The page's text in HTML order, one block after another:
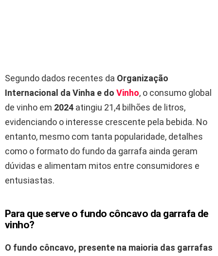
Segundo dados recentes da Organização
Internacional da Vinha e do Vinho, o consumo global
de vinho em 2024 atingiu 21,4 bilhões de litros,
evidenciando o interesse crescente pela bebida. No
entanto, mesmo com tanta popularidade, detalhes
como o formato do fundo da garrafa ainda geram
dúvidas e alimentam mitos entre consumidores e
entusiastas.
Para que serve o fundo côncavo da garrafa de
vinho?
O fundo côncavo, presente na maioria das garrafas